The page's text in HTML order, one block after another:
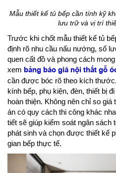
Mẫu thiết kế tủ bếp cần tính kỹ
lưu trữ và vị trí
Trước khi chốt mẫu thiết kế tủ
định rõ nhu cầu nấu nướng, số
quen cất đồ và phong cách
xem bảng báo giá nội thất gỗ
cần được bóc rõ theo kích
kính bếp, phụ kiện, đèn, thiết bị
hoàn thiện. Không nên chỉ so
án có quy cách thi công khác
tiết sẽ giúp kiểm soát ngân sách
phát sinh và chọn được thiết kế
gian bếp thực tế.